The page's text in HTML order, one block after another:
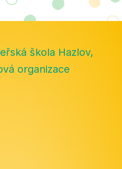
škola Hazlov,
organizace